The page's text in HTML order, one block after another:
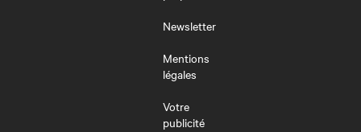
Newsletter
Mentions
légales
Votre
publicité